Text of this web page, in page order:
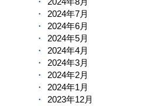
2024年7月
2024年6月
2024年5月
2024年4月
2024年3月
2024年2月
2024年1月
2023年12月